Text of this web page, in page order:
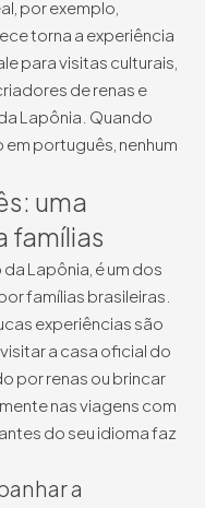
por exemplo,
torna a experiência
para visitas culturais,
de renas e
Lapônia. Quando
português, nenhum
uma
famílias
Lapônia, é um dos
famílias brasileiras.
experiências são
a casa oficial do
por renas ou brincar
nas viagens com
do seu idioma faz
a